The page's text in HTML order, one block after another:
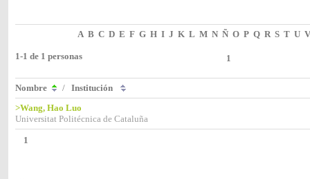
A B C D E F G H I J K L M N Ñ O P Q R S T U V
1-1 de 1 personas 1
Nombre / Institución
>Wang, Hao Luo
Universitat Politécnica de Cataluña
1